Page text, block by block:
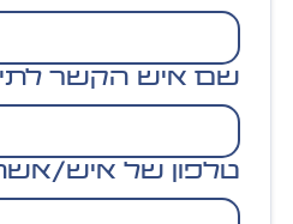
שם איש הקשר
טלפון של איש/